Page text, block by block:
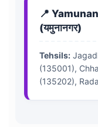
📍
(यमुनानगर)
Tehsils:
(135001),
(135202),